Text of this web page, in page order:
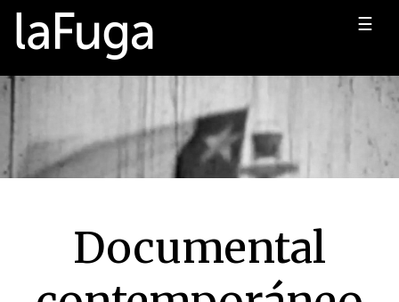
☰
Documental